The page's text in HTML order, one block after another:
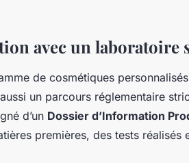
avec un laboratoire
de cosmétiques
un parcours réglementaire
d’un Dossier d’Information
premières, des tests